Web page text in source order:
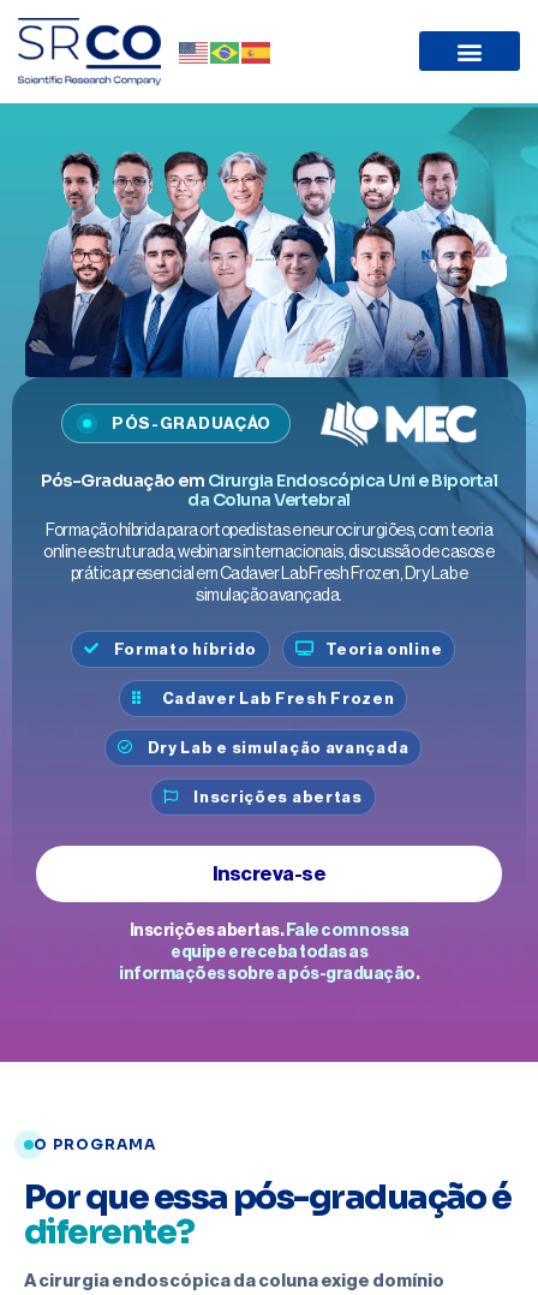
PÓS-GRADUAÇÃO
Pós-Graduação em Cirurgia Endoscópica Uni e Biportal
da Coluna Vertebral
Formação híbrida para ortopedistas e neurocirurgiões, com teoria
online estruturada, webinars internacionais, discussão de casos e
prática presencial em Cadaver Lab Fresh Frozen, Dry Lab e
simulação avançada.
Formato híbrido Teoria online
Cadaver Lab Fresh Frozen
Dry Lab e simulação avançada
Inscrições abertas
Inscreva-se
Inscrições abertas. Fale com nossa
equipe e receba todas as
informações sobre a pós-graduação.
O PROGRAMA
Por que essa pós-graduação é
diferente?
A cirurgia endoscópica da coluna exige domínio